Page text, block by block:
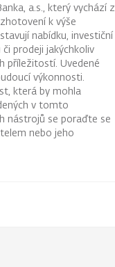
a.s., který vychází z
k výše
nabídku, investiční
prodeji jakýchkoliv
příležitostí. Uvedené
výkonnosti.
která by mohla
v tomto
nástrojů se poraďte se
nebo jeho